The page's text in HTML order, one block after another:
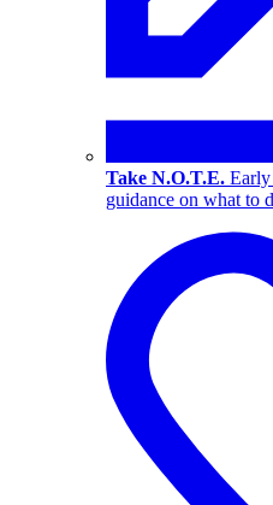
Take N.O.T.E.
guidance on what to